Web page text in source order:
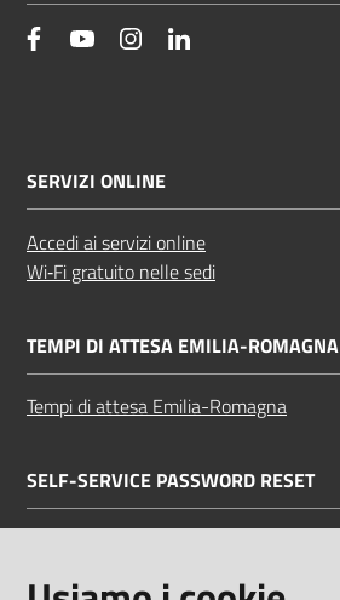
facebookYouTube Instagram
SERVIZI ONLINE
Accedi ai servizi online
Wi‑Fi gratuito nelle sedi
TEMPI DI ATTESA EMILIA-ROMAGNA
Tempi di attesa Emilia-Romagna
SELF-SERVICE PASSWORD RESET